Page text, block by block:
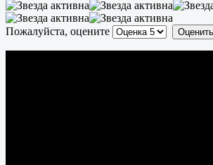
Пожалуйста, оцените